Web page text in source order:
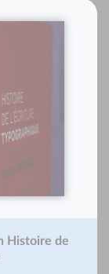
Histoire de